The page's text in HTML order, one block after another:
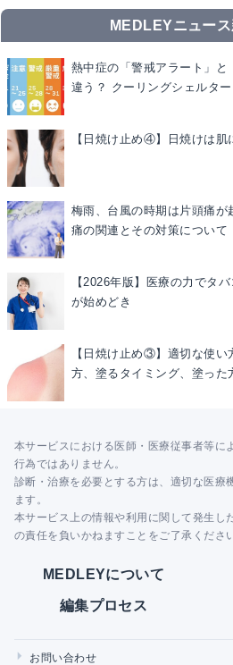
MEDLEYニュー
熱中症の「警戒アラート」
違う？ クーリングシェルター
【日焼け止め④】日焼けは肌
梅雨、台風の時期は片頭痛
痛の関連とその対策について
【2026年版】医療の力でタ
が始めどき
【日焼け止め③】適切な使い
方、塗るタイミング、塗った
本サービスにおける医師・医療従事者等に
行為ではありません。
診断・治療を必要とする方は、適切な医療
ます。
本サービス上の情報や利用に関して発生し
の責任を負いかねますことをご了承くださ
MEDLEYについて
編集プロセス
お問い合わせ